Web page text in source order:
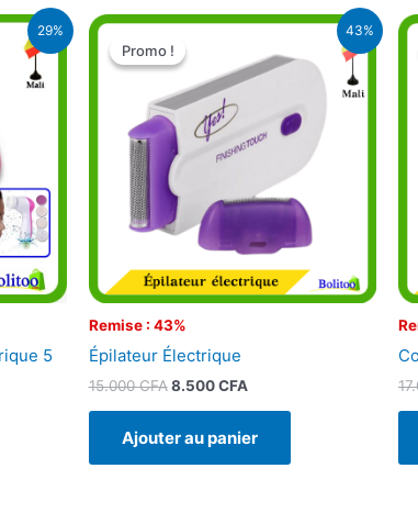
29%
5
43%
Promo !
Remise : 43%
Promo !
Épilateur Électrique
15.000CFA
Le
prix
initial
était :
15.000 CFA.
8.500CFA
Le
actuel
est :
Ajouter au panier